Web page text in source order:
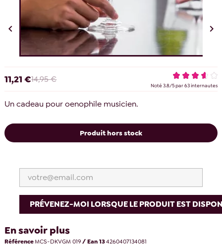
 
11,21 €14,95 €
Noté3.8/5par63internautes
Un cadeau pour oenophile musicien.
Produit hors stock
PRÉVENEZ-MOI LORSQUE LE PRODUIT EST
En savoir plus
RéférenceMCS-DKVGM 019 / Ean 134260407134081